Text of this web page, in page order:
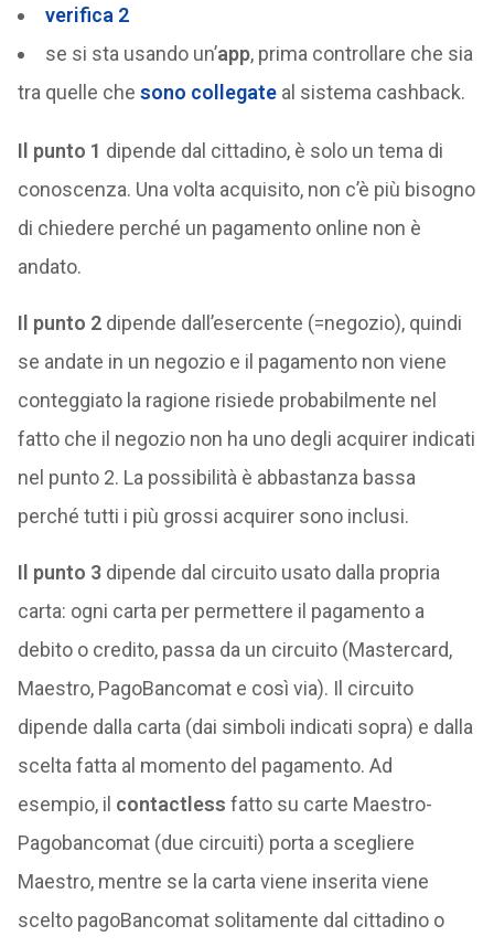
verifica 2
se si sta usando un’app, prima controllare che sia
tra quelle che sono collegateal sistema cashback.
Il punto 1 dipende dal cittadino, è solo un tema di
conoscenza. Una volta acquisito, non c’è più bisogno
di chiedere perché un pagamento online non è
andato.
Il punto 2dipende dall’esercente (=negozio), quindi
se andate in un negozio e il pagamento non viene
conteggiato la ragione risiede probabilmente nel
fatto che il negozio non ha uno degli acquirer indicati
nel punto 2. La possibilità è abbastanza bassa
perché tutti i più grossi acquirer sono inclusi.
Il punto 3dipende dal circuito usato dalla propria
carta: ogni carta per permettere il pagamento a
debito o credito, passa da un circuito (Mastercard,
Maestro, PagoBancomat e così via). Il circuito
dipende dalla carta (dai simboli indicati sopra) e dalla
scelta fatta al momento del pagamento. Ad
esempio, il contactless fatto su carte Maestro-
Pagobancomat (due circuiti) porta a scegliere
Maestro, mentre se la carta viene inserita viene
scelto pagoBancomat solitamente dal cittadino o